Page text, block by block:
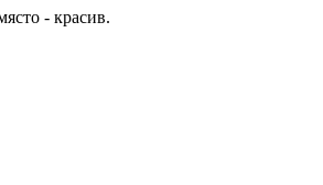
- красив.